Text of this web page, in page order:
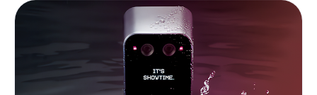
Elektrische vergrendeling
Hekwerkonderdelen